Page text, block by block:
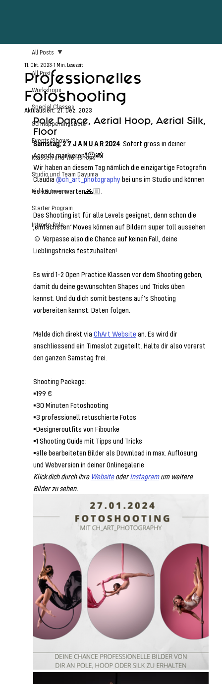
All Posts
Workshops
Special Classes
Schnupperangebote
Events/Shows
Klassen und Workshops
Studio und Team Dayuma
Kids & Teens
Starter Program
Intro to Pole
All Posts
Professionelles
Fotoshooting
11. Okt. 2023 1 Min. Lesezeit
Aktualisiert:21. Dez. 2023
Pole Dance, Aerial Hoop, Aerial Silk,
Floor
Samstag, 2 7 J A N U A R 2024: Sofort gross in deiner
Agenda markieren❗️😍📸
Wir haben an diesem Tag nämlich die einzigartige Fotografin
Claudia @ch_art_photography bei uns im Studio und können
es kaum erwarten🙏🏼.
Das Shooting ist für alle Levels geeignet, denn schon die
‚einfachsten‘ Moves können auf Bildern super toll aussehen
☺️ Verpasse also die Chance auf keinen Fall, deine
Lieblingstricks festzuhalten!
Es wird 1-2 Open Practice Klassen vor dem Shooting geben,
damit du deine gewünschten Shapes und Tricks üben
kannst. Und du dich somit bestens auf's Shooting
vorbereiten kannst. Daten folgen.
Melde dich direkt via ChArt Website an. Es wird dir
anschliessend ein Timeslot zugeteilt. Halte dir also vorerst
den ganzen Samstag frei.
Shooting Package:
▪️199 €
▪️30 Minuten Fotoshooting
▪️3 professionell retuschierte Fotos
▪️Designeroutfits von Fibourke
▪️1 Shooting Guide mit Tipps und Tricks
▪️alle bearbeiteten Bilder als Download in max. Auflösung
und Webversion in deiner Onlinegalerie
Klick dich durch ihre Website oder Instagram um weitere
Bilder zu sehen.